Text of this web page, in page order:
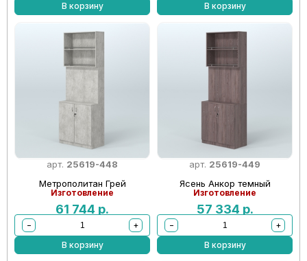
В корзину
В корзину
арт. 25619-448
Метрополитан Грей
Изготовление
61 744 р.
−
+
В корзину
арт. 25619-449
Ясень Анкор темный
Изготовление
57 334 р.
−
+
В корзину